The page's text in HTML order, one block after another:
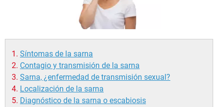
Síntomas de la sarna
Contagio y transmisión de la sarna
Sarna, ¿enfermedad de transmisión sexual?
Localización de la sarna
Diagnóstico de la sarna o escabiosis